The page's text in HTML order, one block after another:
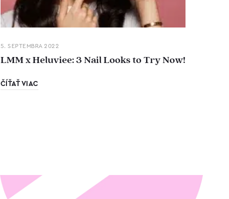
5. SEPTEMBRA 2022
LMM x Heluviee: 3 Nail Looks to Try Now!
ČÍŤAŤ VIAC